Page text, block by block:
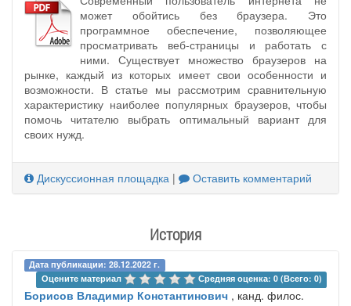
может обойтись без браузера. Это
программное обеспечение, позволяющее
просматривать веб-страницы и работать с
ними. Существует множество браузеров на
рынке, каждый из которых имеет свои особенности и
возможности. В статье мы рассмотрим сравнительную
характеристику наиболее популярных браузеров, чтобы
помочь читателю выбрать оптимальный вариант для
своих нужд.
Дискуссионная площадка | Оставить комментарий
История
Дата публикации: 28.12.2022 г.
Оцените материал
Средняя оценка: 0 (Всего: 0)
Борисов Владимир Константинович , канд. филос.